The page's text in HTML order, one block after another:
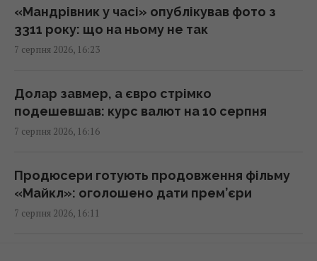
матеріалами стали дописи про підтримку
ЗСУ, - ЗМІ
16:06 п'ятниця, 07 серпня 2026
У червні – 30 бомб, у липні – понад 50: в ОВА
заявили про посилення авіаударів по Сумах
16:04 п'ятниця, 07 серпня 2026
Без перегляду прайс-кепів Україні буде
складніше імпортувати електроенергію
взимку, – Центр Разумкова
«Мандрівник у часі» опублікував фото з
3311 року: що на ньому не так
7 серпня 2026, 16:23
Долар завмер, а євро стрімко
подешевшав: курс валют на 10 серпня
7 серпня 2026, 16:16
Продюсери готують продовження фільму
«Майкл»: оголошено дати прем’єри
7 серпня 2026, 16:11